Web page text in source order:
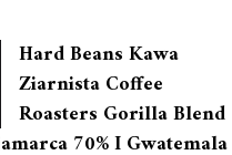
Hard Beans Kawa
Ziarnista Coffee
Roasters Gorilla Blend
70% I Gwatemala